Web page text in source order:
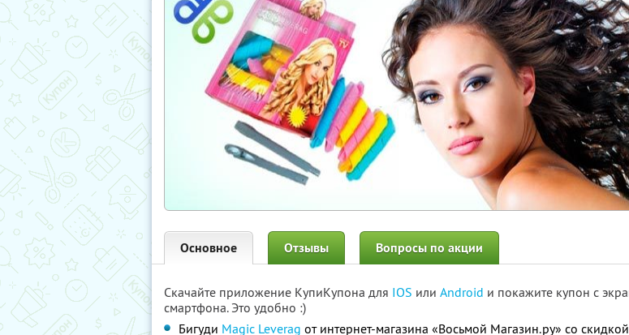
Основное Отзывы Вопросы по акции
Скачайте приложение КупиКупона для IOS или Android и покажите купон с
смартфона. Это удобно :)
Бигуди Magic Leverag от интернет-магазина «Восьмой Магазин.ру» со